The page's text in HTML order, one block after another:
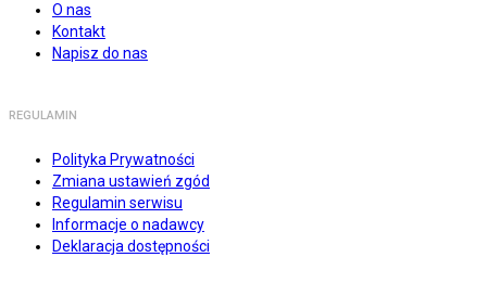
O nas
Kontakt
Napisz do nas
REGULAMIN
Polityka Prywatności
Zmiana ustawień zgód
Regulamin serwisu
Informacje o nadawcy
Deklaracja dostępności